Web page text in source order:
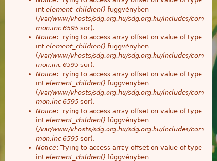
int element_children() függvényben
(/var/www/vhosts/sdg.org.hu/sdg.org.hu/includes/com
mon.inc 6595 sor).
Notice: Trying to access array offset on value of type
int element_children() függvényben
(/var/www/vhosts/sdg.org.hu/sdg.org.hu/includes/com
mon.inc 6595 sor).
Notice: Trying to access array offset on value of type
int element_children() függvényben
(/var/www/vhosts/sdg.org.hu/sdg.org.hu/includes/com
mon.inc 6595 sor).
Notice: Trying to access array offset on value of type
int element_children() függvényben
(/var/www/vhosts/sdg.org.hu/sdg.org.hu/includes/com
mon.inc 6595 sor).
Notice: Trying to access array offset on value of type
int element_children() függvényben